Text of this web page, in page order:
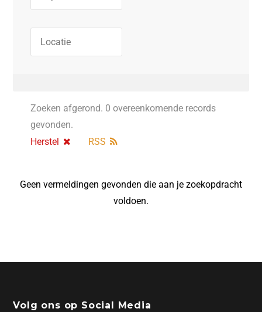
Zoeken afgerond. 0 overeenkomende records
gevonden.
Herstel
RSS
Geen vermeldingen gevonden die aan je zoekopdracht
voldoen.
Volg ons op Social Media